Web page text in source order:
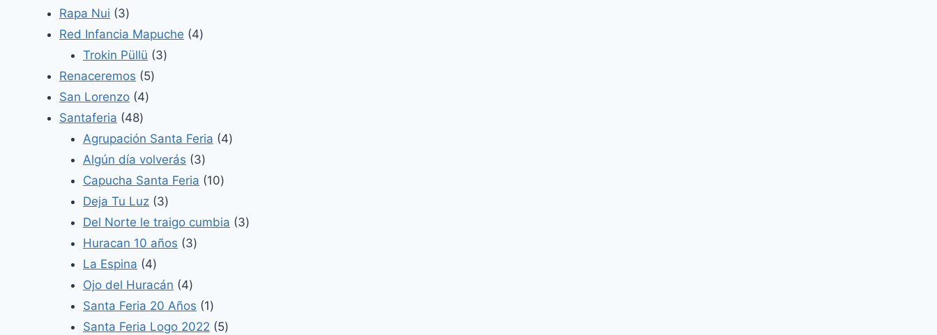
Rapa Nui 33
productos
Red Infancia Mapuche 44
Trokin Püllü 33
Renaceremos 55
San Lorenzo 44
Santaferia 4848
productos
Agrupación Santa Feria 44
Algún día volverás 33
productos
Capucha Santa Feria 1010
Deja Tu Luz 33
productos
Del Norte le traigo cumbia 33
Huracan 10 años 33
La Espina 44
productos
Ojo del Huracán 44
productos
Santa Feria 20 Años 11
producto
Santa Feria Logo 2022 55